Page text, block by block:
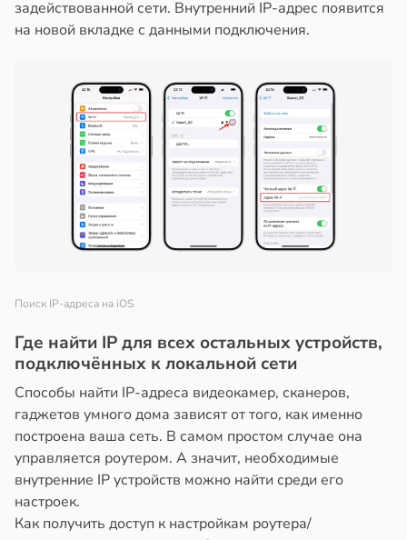
задействованной сети. Внутренний IP-адрес появится
на новой вкладке с данными подключения.
Поиск IP-адреса на iOS
Где найти IP для всех остальных устройств,
подключённых к локальной сети
Способы найти IP-адреса видеокамер, сканеров,
гаджетов умного дома зависят от того, как именно
построена ваша сеть. В самом простом случае она
управляется роутером. А значит, необходимые
внутренние IP устройств можно найти среди его
настроек.
Как получить доступ к настройкам роутера/